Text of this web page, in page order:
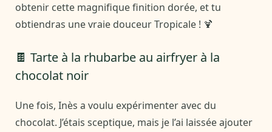
obtenir cette magnifique finition dorée, et tu
obtiendras une vraie douceur Tropicale ! 🍹
🍫 Tarte à la rhubarbe au airfryer à la
chocolat noir
Une fois, Inès a voulu expérimenter avec du
chocolat. J’étais sceptique, mais je l’ai laissée ajouter